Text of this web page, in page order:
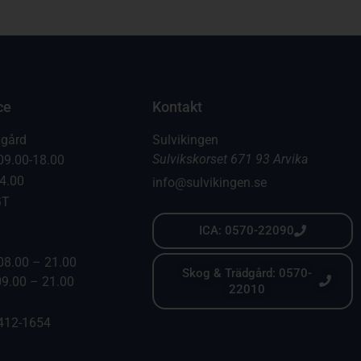
18.00
– 21.00
– 21.00
1654
Kontakt
Sulvikingen
Sulvikskorset 671 93 Arvika
info@sulvikingen.se
ICA: 0570-22090
Skog & Trädgård: 0570-
22010